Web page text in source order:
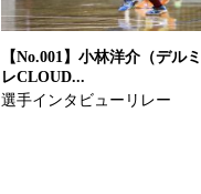
【No.001】小林洋介（デル
レCLOUD...
選手インタビューリレー